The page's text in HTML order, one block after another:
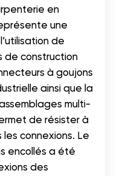
en
une
de
de construction
à goujons
ainsi que la
multi-
de résister à
connexions. Le
encollés a été
des